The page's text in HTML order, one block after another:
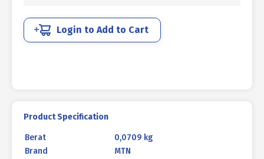
DRAT
DIN
80MM
Login to Add to Cart
Product Specification
Berat
0,0709 kg
Brand
MTN